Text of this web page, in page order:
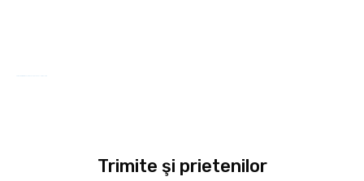
Trimite şi prietenilor